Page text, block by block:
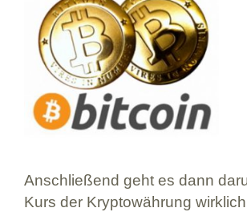
Anschließend geht es dann
Kurs der Kryptowährung